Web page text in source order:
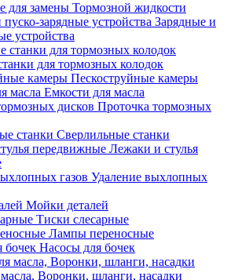
для замены Тормозной жидкости
Зарядные и
устройства
для тормозных колодок
Пескоструйные камеры
Емкости для масла
Проточка тормозных
Сверлильные станки
Лежаки и стулья
Удаление выхлопных
Мойки деталей
Тиски слесарные
Лампы переносные
Насосы для бочек
Воронки, шланги, насадки